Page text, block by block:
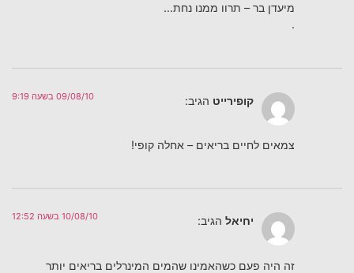
מיעדן בר – תרוו ממנו נחת…
.
קופירייט הגיב: 09/08/10 בשעה 9:19
צמאים לחיים בריאים – אחלה קופי!
יחיאל הגיב: 10/08/10 בשעה 12:52
זה היה פעם כשהאמינו שהמים המינרלים בריאים יותר